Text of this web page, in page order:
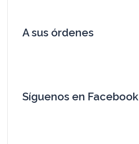
A sus órdenes
Síguenos en Facebook